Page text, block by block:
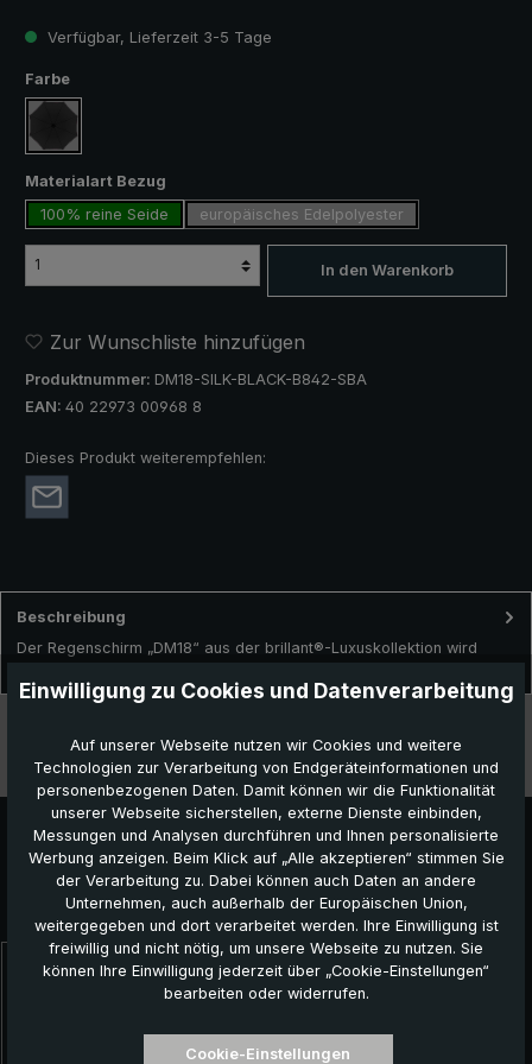
Verfügbar, Lieferzeit 3-5 Tage
Farbeauswählen
schwarz
Materialart Bezug
100% reine Seide
europäisches Edelpolyester
In den Warenkorb
Zur Wunschliste hinzufügen
Produktnummer: DM18-SILK-BLACK-B842-SBA
EAN: 40 22973 00968 8
Dieses Produkt weiterempfehlen:
Beschreibung
Der Regenschirm „DM18“ aus der brillant®-Luxuskollektion wird
Besonderheiten
Produktgalerie überspringen
Das könnte Ihnen auch gefallen:
Einwilligung zu Cookies und Datenverarbeitung
Auf unserer Webseite nutzen wir Cookies und weitere
Technologien zur Verarbeitung von Endgeräteinformationen und
personenbezogenen Daten. Damit können wir die Funktionalität
unserer Webseite sicherstellen, externe Dienste einbinden,
Messungen und Analysen durchführen und Ihnen personalisierte
Werbung anzeigen. Beim Klick auf „Alle akzeptieren“ stimmen Sie
der Verarbeitung zu. Dabei können auch Daten an andere
Unternehmen, auch außerhalb der Europäischen Union,
weitergegeben und dort verarbeitet werden. Ihre Einwilligung ist
freiwillig und nicht nötig, um unsere Webseite zu nutzen. Sie
können Ihre Einwilligung jederzeit über „Cookie-Einstellungen“
bearbeiten oder widerrufen.
Cookie-Einstellungen